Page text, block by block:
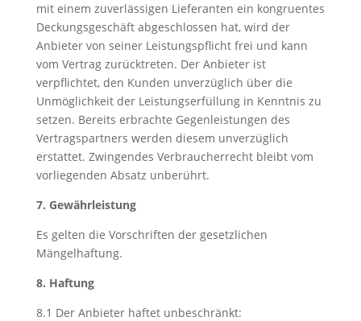
mit einem zuverlässigen Lieferanten ein kongruentes
Deckungsgeschäft abgeschlossen hat, wird der
Anbieter von seiner Leistungspflicht frei und kann
vom Vertrag zurücktreten. Der Anbieter ist
verpflichtet, den Kunden unverzüglich über die
Unmöglichkeit der Leistungserfüllung in Kenntnis zu
setzen. Bereits erbrachte Gegenleistungen des
Vertragspartners werden diesem unverzüglich
erstattet. Zwingendes Verbraucherrecht bleibt vom
vorliegenden Absatz unberührt.
7. Gewährleistung
Es gelten die Vorschriften der gesetzlichen
Mängelhaftung.
8. Haftung
8.1 Der Anbieter haftet unbeschränkt: